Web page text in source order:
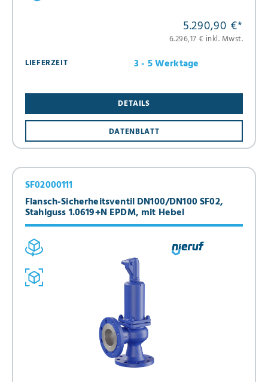
5.290,90 €*
6.296,17 € inkl. Mwst.
LIEFERZEIT
3 - 5 Werktage
DETAILS
DATENBLATT
Flansch-Sicherheitsventil DN100/DN100 SF02,
Stahlguss 1.0619+N EPDM, mit Hebel
SF02000111